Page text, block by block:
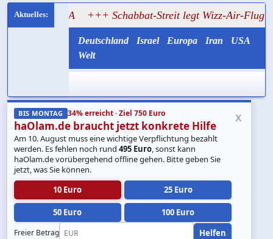
USA +++ Schabbat-Streit legt Wizz-Air-Flug nach Tel
Deutschland Israel Europa Iran
USA
Welt
BIS MONTAG 34% erreicht · Ziel 750 Euro
haOlam.de braucht jetzt konkrete Hilfe
Am 10. August muss eine wichtige Verpflichtung bezahlt
werden. Es fehlen noch rund495 Euro, sonst kann
haOlam.de vorübergehend offline gehen. Bitte geben Sie
jetzt, was Sie können.
10 Euro
25 Euro
50 Euro 100 Euro
Freier Betrag Helfen
x